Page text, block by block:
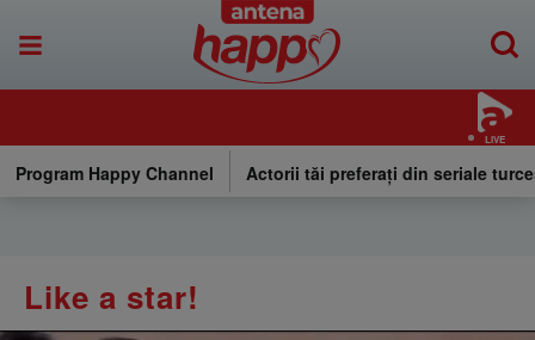
LIVE
Program Happy Channel Actorii tăi preferați din seriale
Like a star!